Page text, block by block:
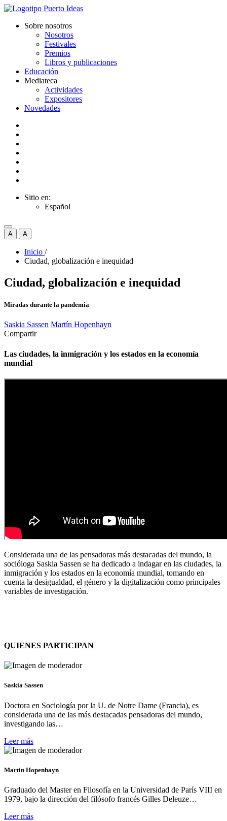
Sobre nosotros
Nosotros
Festivales
Premios
Libros y publicaciones
Educación
Mediateca
Actividades
Expositores
Novedades
Sitio en:
Español
A A
Inicio /
Ciudad, globalización e inequidad
Ciudad, globalización e inequidad
Miradas durante la pandemia
Saskia Sassen Martín Hopenhayn
Compartir
Las ciudades, la inmigración y los estados en la economía
mundial
Considerada una de las pensadoras más destacadas del mundo, la
socióloga Saskia Sassen se ha dedicado a indagar en las ciudades, la
inmigración y los estados en la economía mundial, tomando en
cuenta la desigualdad, el género y la digitalización como principales
variables de investigación.
QUIENES PARTICIPAN
Saskia Sassen
Doctora en Sociología por la U. de Notre Dame (Francia), es
considerada una de las más destacadas pensadoras del mundo,
investigando las…
Leer más
Martín Hopenhayn
Graduado del Master en Filosofía en la Universidad de París VIII en
1979, bajo la dirección del filósofo francés Gilles Deleuze…
Leer más